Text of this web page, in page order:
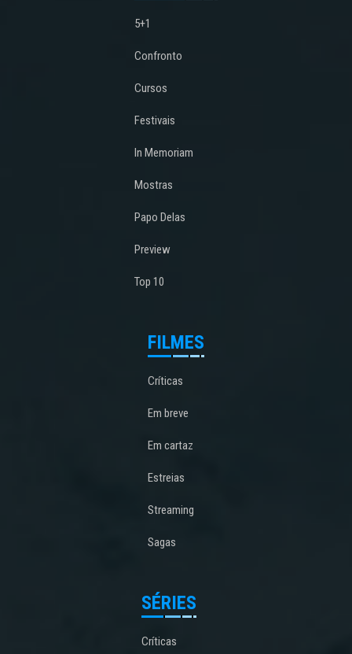
5+1
Confronto
Cursos
Festivais
In Memoriam
Mostras
Papo Delas
Preview
Top 10
FILMES
Críticas
Em breve
Em cartaz
Estreias
Streaming
Sagas
SÉRIES
Críticas